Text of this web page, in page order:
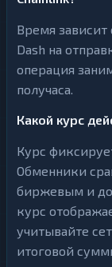
Время
Dash на
операция
получаса.
Какой курс
Курс
Обменники
биржевым и
курс
учитывайте
итоговой